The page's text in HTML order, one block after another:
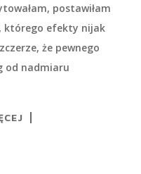
postawiłam
którego efekty nijak
że pewnego
od nadmiaru